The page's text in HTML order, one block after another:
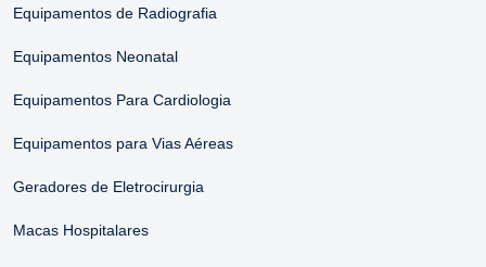
Equipamentos de Radiografia
Equipamentos Neonatal
Equipamentos Para Cardiologia
Equipamentos para Vias Aéreas
Geradores de Eletrocirurgia
Macas Hospitalares